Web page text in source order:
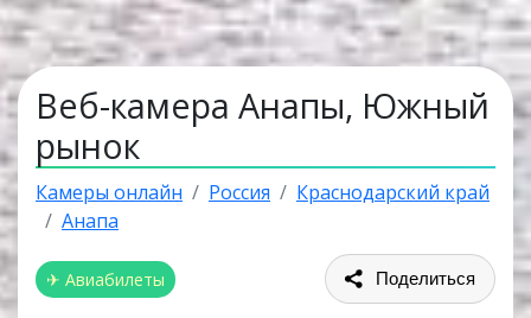
Веб-камера Анапы, Южный
рынок
Камеры онлайн Россия
Краснодарский край
Анапа
✈ Авиабилеты Поделиться